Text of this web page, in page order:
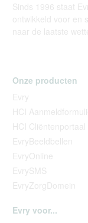
Sinds 1996 staat
ontwikkeld voor en
naar de laatste
Onze producten
Evry
HCI
HCI Cliëntenportaal
EvryBeeldbellen
EvryOnline
EvrySMS
EvryZorgDomein
Evry voor...